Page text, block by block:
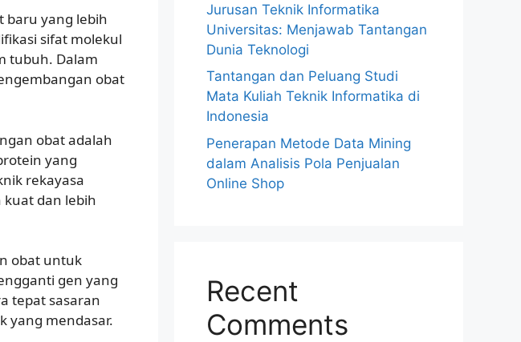
baru yang lebih
sifat molekul
tubuh. Dalam
obat
obat adalah
yang
rekayasa
dan lebih
obat untuk
gen yang
tepat sasaran
yang mendasar.
Jurusan Teknik Informatika
Universitas: Menjawab Tantangan
Dunia Teknologi
Tantangan dan Peluang Studi
Mata Kuliah Teknik Informatika di
Indonesia
Penerapan Metode Data Mining
dalam Analisis Pola Penjualan
Online Shop
Recent
Comments